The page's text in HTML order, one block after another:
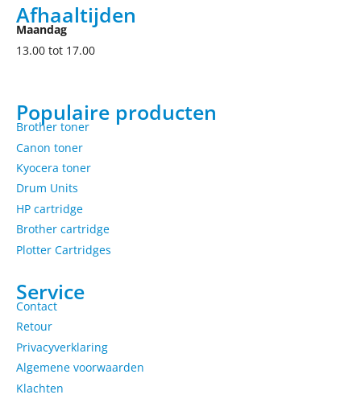
Afhaaltijden
Maandag
13.00 tot 17.00
Populaire producten
Brother toner
Canon toner
Kyocera toner
Drum Units
HP cartridge
Brother cartridge
Plotter Cartridges
Service
Contact
Retour
Privacyverklaring
Algemene voorwaarden
Klachten